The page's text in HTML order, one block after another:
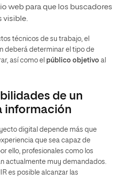
web para que los buscadores
visible.
técnicos de su trabajo, el
deberá determinar el tipo de
así como el público objetivo al
de un
información
digital depende más que
que sea capaz de
ello, profesionales como los
actualmente muy demandados.
es posible alcanzar las